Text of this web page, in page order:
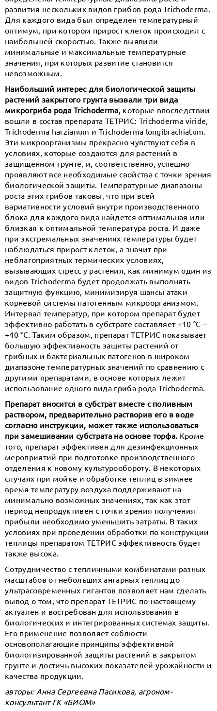
развития нескольких видов грибов рода Trichoderma.
Для каждого вида был определен температурный
оптимум, при котором прирост клеток происходил с
наибольшей скоростью. Также выявили
минимальные и максимальные температурные
значения, при которых развитие становится
невозможным.
Наибольший интерес для биологической защиты
растений закрытого грунта вызвали три вида
микрогриба рода Trichoderma, которые впоследствии
вошли в состав препарата ТЕТРИС: Trichoderma viride,
Trichoderma harzianum и Trichoderma longibrachiatum.
Эти микроорганизмы прекрасно чувствуют себя в
условиях, которые создаются для растений в
защищенном грунте, и, соответственно, успешно
проявляют все необходимые свойства с точки зрения
биологической защиты. Температурные диапазоны
роста этих грибов таковы, что при всей
вариативности условий внутри производственного
блока для каждого вида найдется оптимальная или
близкая к оптимальной температура роста. И даже
при экстремальных значениях температуры будет
наблюдаться прирост клеток, а значит при
неблагоприятных термических условиях,
вызывающих стресс у растения, как минимум один из
видов Trichoderma будет продолжать выполнять
защитную функцию, минимизируя шансы атаки
корневой системы патогенным микроорганизмом.
Интервал температур, при котором препарат будет
эффективно работать в субстрате составляет +10 °С –
+40 °С. Таким образом, препарат ТЕТРИС показывает
большую эффективность защиты растений от
грибных и бактериальных патогенов в широком
диапазоне температурных значений по сравнению с
другими препаратами, в основе которых лежит
использование одного вида гриба рода Trichoderma.
Препарат вносится в субстрат вместе с поливным
раствором, предварительно растворив его в воде
согласно инструкции, может также использоваться
при замешивании субстрата на основе торфа. Кроме
того, препарат эффективен для дезинфекционных
мероприятий при подготовке производственного
отделения к новому культурообороту. В некоторых
случаях при мойке и обработке теплиц в зимнее
время температуру воздуха поддерживают на
минимально возможных значениях, так как этот
период непродуктивен с точки зрения получения
прибыли необходимо уменьшить затраты. В таких
условиях при проведении обработки по конструкции
теплицы препаратом ТЕТРИС эффективность будет
также высока.
Сотрудничество с тепличными комбинатами разных
масштабов от небольших ангарных теплиц до
ультрасовременных гигантов позволяет нам сделать
вывод о том, что препарат ТЕТРИС по-настоящему
актуален и востребован для использования в
биологических и интегрированных системах защиты.
Его применение позволяет соблюсти
основополагающие принципы эффективной
биологизированной защиты растений в закрытом
грунте и достичь высоких показателей урожайности и
качества продукции.
авторы: Анна Сергеевна Пасикова, агроном-
консультант ГК «БИОМ»